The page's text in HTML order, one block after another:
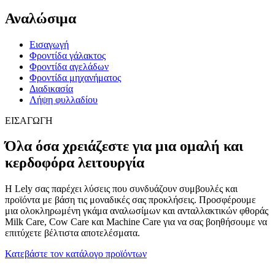
Αναλώσιμα
Εισαγωγή
Φροντίδα γάλακτος
Φροντίδα αγελάδων
Φροντίδα μηχανήματος
Διαδικασία
Λήψη φυλλαδίου
ΕΙΣΑΓΩΓΗ
Όλα όσα χρειάζεστε για μια ομαλή και
κερδοφόρα λειτουργία
Η Lely σας παρέχει λύσεις που συνδυάζουν συμβουλές και
προϊόντα με βάση τις μοναδικές σας προκλήσεις. Προσφέρουμε
μια ολοκληρωμένη γκάμα αναλωσίμων και ανταλλακτικών φθοράς
Milk Care, Cow Care και Machine Care για να σας βοηθήσουμε να
επιτύχετε βέλτιστα αποτελέσματα.
Κατεβάστε τον κατάλογο προϊόντων